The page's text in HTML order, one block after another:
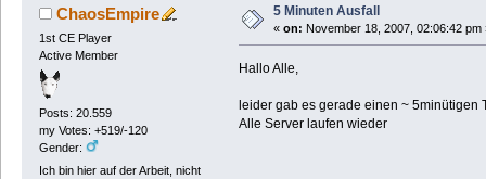
ChaosEmpire
1st CE Player
Active Member
Posts: 20.559
my Votes: +519/-120
Gender:
Ich bin hier auf der Arbeit, nicht
5 Minuten Ausfall
« on: November 18, 2007, 02:06:42 pm
Hallo Alle,
leider gab es gerade einen ~ 5minütigen
Alle Server laufen wieder